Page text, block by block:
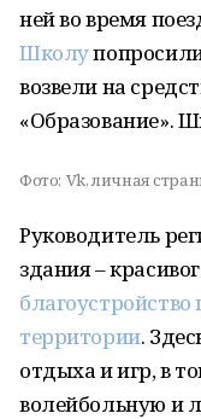
ней во время
Школу
возвели на
«Образование».
Фото: Vk, личная
Руководитель
здания –
территории.
отдыха и игр, в
волейбольную и